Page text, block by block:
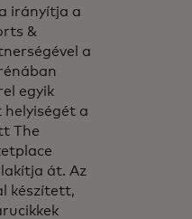
irányítja a
&
a
egyik
a
The
át. Az
készített,